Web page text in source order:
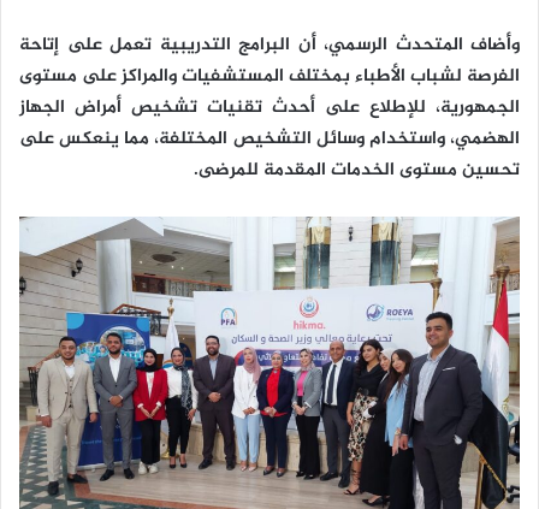
وأضاف المتحدث الرسمي، أن البرامج التدريبية تعمل على إتاحة
الفرصة لشباب الأطباء بمختلف المستشفيات والمراكز على مستوى
الجمهورية، للإطلاع على أحدث تقنيات تشخيص أمراض الجهاز
الهضمي، واستخدام وسائل التشخيص المختلفة، مما ينعكس على
تحسين مستوى الخدمات المقدمة للمرضى.